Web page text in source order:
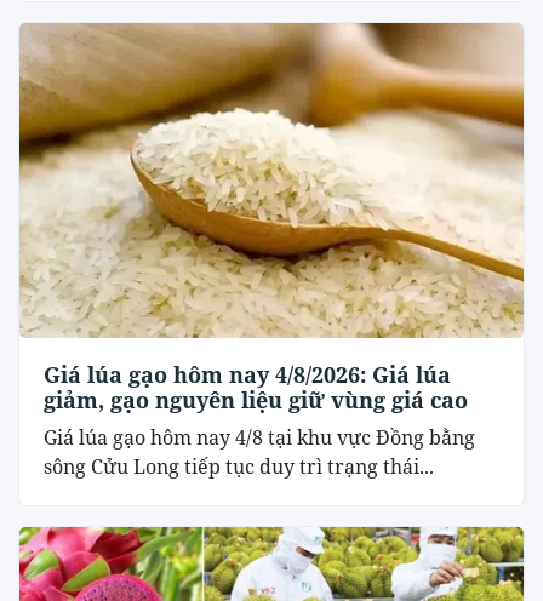
Giá lúa gạo hôm nay 4/8/2026: Giá lúa
giảm, gạo nguyên liệu giữ vùng giá cao
Giá lúa gạo hôm nay 4/8 tại khu vực Đồng bằng
sông Cửu Long tiếp tục duy trì trạng thái...